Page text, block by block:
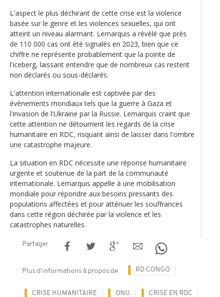
L'aspect le plus déchirant de cette crise est la violence
basée sur le genre et les violences sexuelles, qui ont
atteint un niveau alarmant. Lemarquis a révélé que près
de 110 000 cas ont été signalés en 2023, bien que ce
chiffre ne représente probablement que la pointe de
l'iceberg, laissant entendre que de nombreux cas restent
non déclarés ou sous-déclarés.
L'attention internationale est captivée par des
événements mondiaux tels que la guerre à Gaza et
l'invasion de l'Ukraine par la Russie. Lemarquis craint que
cette attention ne détournent les regards de la crise
humanitaire en RDC, risquant ainsi de laisser dans l'ombre
une catastrophe majeure.
La situation en RDC nécessite une réponse humanitaire
urgente et soutenue de la part de la communauté
internationale. Lemarquis appelle à une mobilisation
mondiale pour répondre aux besoins pressants des
populations affectées et pour atténuer les souffrances
dans cette région déchirée par la violence et les
catastrophes naturelles.
Partager
Plus d'informations à propos de RD CONGO
CRISE HUMANITAIRE ONU CRISE EN RDC